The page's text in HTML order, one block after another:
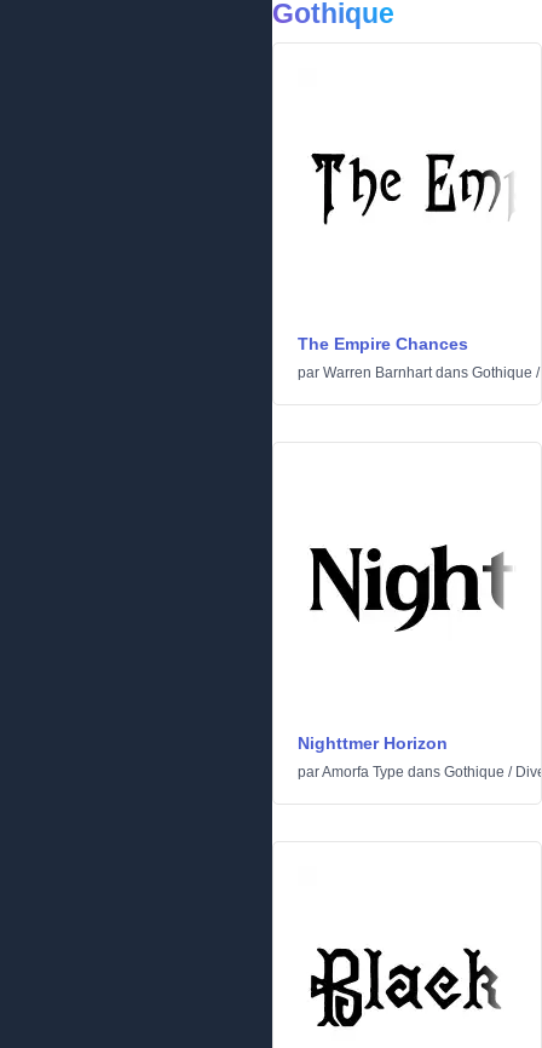
Gothique
The Empire Chances
par Warren Barnhartdans Gothique /
Nighttmer Horizon
parAmorfa Type dans Gothique /